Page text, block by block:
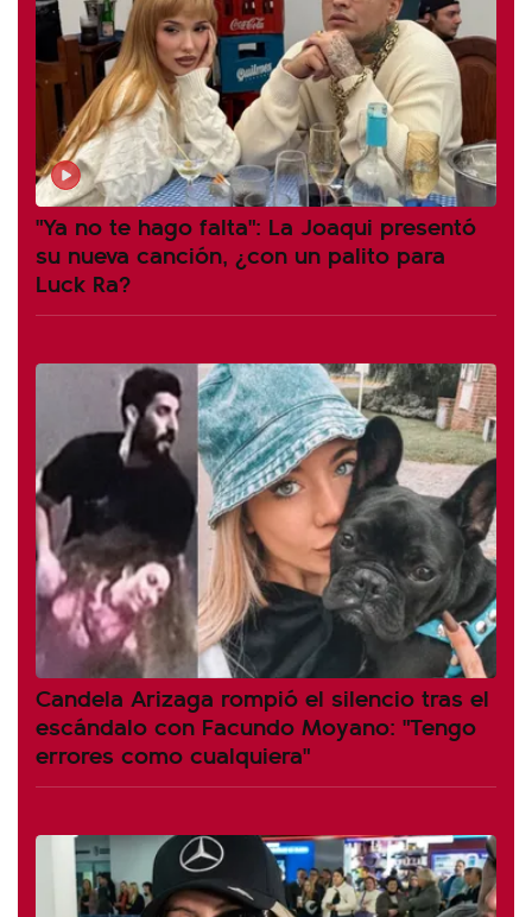
"Ya no te hago falta": La Joaqui presentó
su nueva canción, ¿con un palito para
Luck Ra?
Candela Arizaga rompió el silencio tras el
escándalo con Facundo Moyano: "Tengo
errores como cualquiera"